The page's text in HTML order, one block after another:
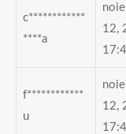
c************
****a
12,
f************
u
12,